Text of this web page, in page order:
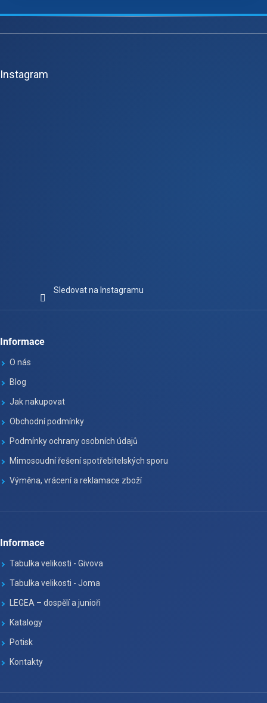
Z
Instagram
Sledovat na Instagramu
Informace
O nás
Blog
Jak nakupovat
Obchodní podmínky
Podmínky ochrany osobních údajů
Mimosoudní řešení spotřebitelských sporu
Výměna, vrácení a reklamace zboží
Informace
Tabulka velikosti - Givova
Tabulka velikosti - Joma
LEGEA – dospělí a junioři
Katalogy
Potisk
Kontakty